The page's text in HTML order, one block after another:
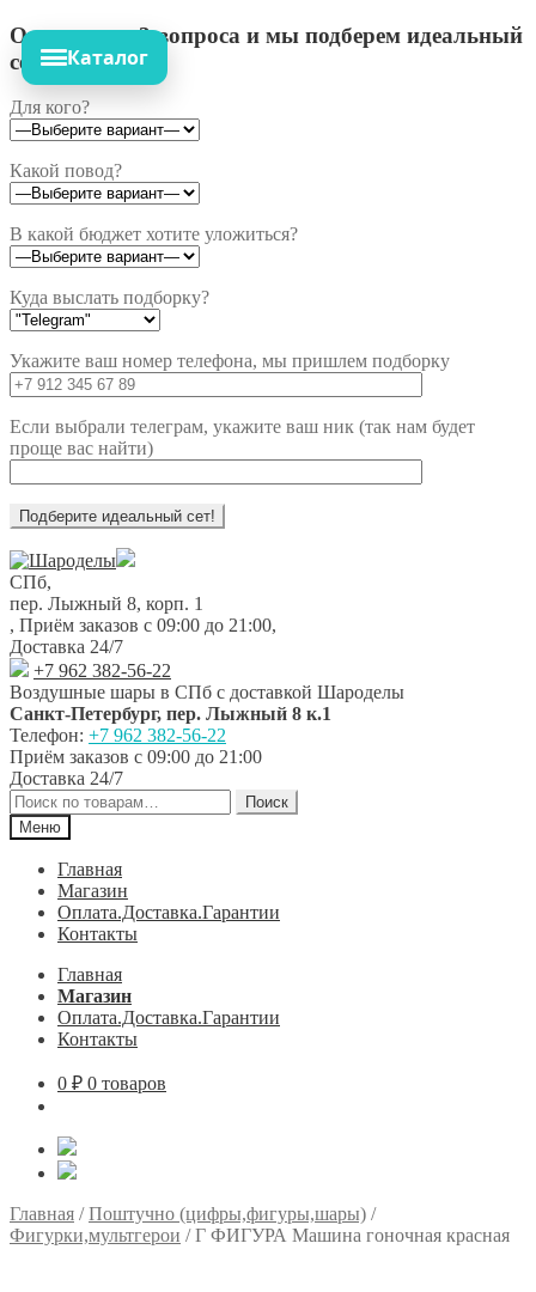
Ответьте на 3 вопроса и мы подберем идеальный
сет!
Для кого?
Какой повод?
В какой бюджет хотите уложиться?
Куда выслать подборку?
Укажите ваш номер телефона, мы пришлем подборку
Если выбрали телеграм, укажите ваш ник (так нам будет
проще вас найти)
Перейти
к
навигации
Перейти
к
содержимому
СПб,
пер. Лыжный 8, корп. 1
, Приём заказов с 09:00 до 21:00,
Доставка 24/7
+7 962 382-56-22
Воздушные шары в СПб с доставкой Шароделы
Санкт-Петербург, пер. Лыжный 8 к.1
Телефон: +7 962 382-56-22
Приём заказов с 09:00 до 21:00
Доставка 24/7
Искать:
Поиск
Меню
Главная
Магазин
Оплата.Доставка.Гарантии
Контакты
Главная
Магазин
Оплата.Доставка.Гарантии
Контакты
0 ₽ 0 товаров
Каталог
Главная /Поштучно (цифры,фигуры,шары) /
Фигурки,мультгерои /Г ФИГУРА Машина гоночная красная